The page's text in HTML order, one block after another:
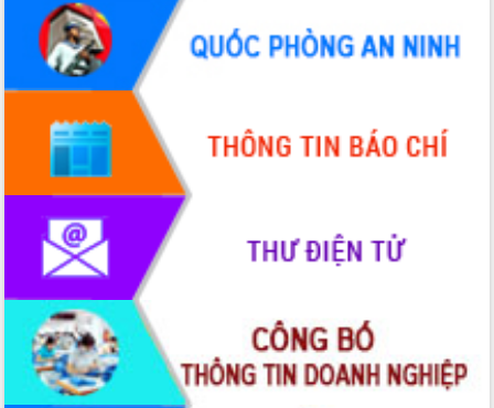
Đắk Lắk ký kết thỏa thuận hợp tác về
chuyển đổi số giai đoạn 2026 – 2030
với Tập đoàn Bưu chính Viễn thông
Việt Nam
Thứ trưởng Bộ Y tế làm việc với tỉnh
Đắk Lắk về phát triển nhân lực y tế
cho trạm y tế cấp xã
Du lịch Đắk Lắk nâng tầm trải nghiệm
du khách thông qua Hệ thống cơ sở dữ
liệu và Bản đồ số
Tập huấn ứng dụng trí tuệ nhân tạo (AI)
trong thương mại điện tử năm 2026
Đoàn đại biểu Quốc hội tỉnh Đắk Lắk
trao đổi thông tin trước Kỳ họp thứ
nhất, Quốc hội khóa XVI
Quyết liệt cải cách hành chính, khơi
thông nguồn lực phát triển